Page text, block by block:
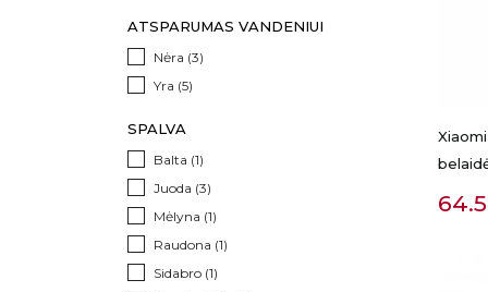
ATSPARUMAS VANDENIUI
Nėra (3)
Yra (5)
SPALVA
Balta (1)
Juoda (3)
Mėlyna (1)
Raudona (1)
Sidabro (1)